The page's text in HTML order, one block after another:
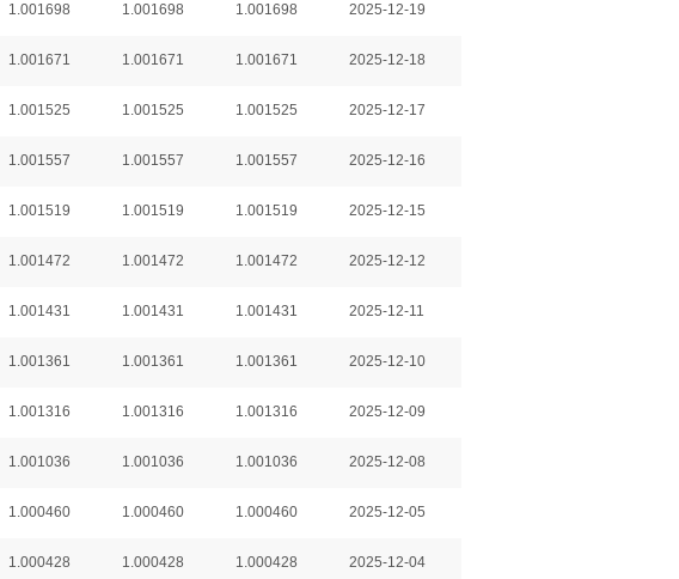
1.001698 1.001698 1.001698 2025-12-19
1.001671 1.001671 1.001671 2025-12-18
1.001525 1.001525 1.001525 2025-12-17
1.001557 1.001557 1.001557 2025-12-16
1.001519 1.001519 1.001519 2025-12-15
1.001472 1.001472 1.001472 2025-12-12
1.001431 1.001431 1.001431 2025-12-11
1.001361 1.001361 1.001361 2025-12-10
1.001316 1.001316 1.001316 2025-12-09
1.001036 1.001036 1.001036 2025-12-08
1.000460 1.000460 1.000460 2025-12-05
1.000428 1.000428 1.000428 2025-12-04